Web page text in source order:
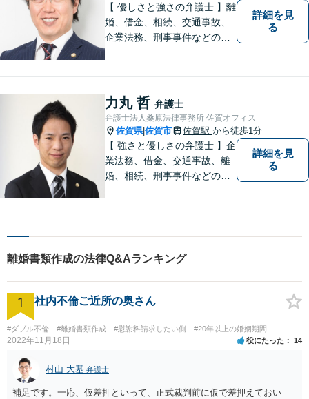
【 優しさと強さの弁護士 】離
婚、借金、相続、交通事故、
企業法務、刑事事件などのご
なリーガルサービスを提供い
たします。
詳細を見
る
力丸 哲 弁護士
弁護士法人桑原法律事務所 佐賀オフィス
佐賀県|佐賀市 佐賀駅 から徒歩1分
【 強さと優しさの弁護士 】企
業法務、借金、交通事故、離
婚、相続、刑事事件などのご
なリーガルサービスを提供い
詳細を見
る
離婚書類作成の法律Q&Aランキング
1 社内不倫ご近所の奥さん
#ダブル不倫 #離婚書類作成 #慰謝料請求したい側 #20年以上の婚姻期間
2022年11月18日 役にたった 14
村山 大基 弁護士
補足です。一応、仮差押といって、正式裁判前に仮で差押えておい